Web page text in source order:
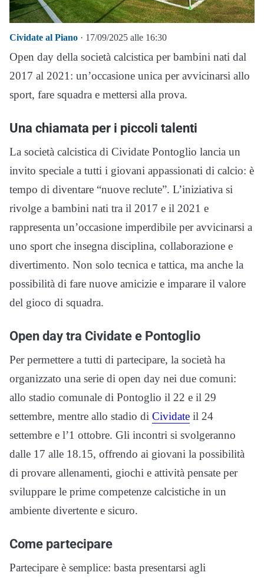
Cividate al Piano · 17/09/2025 alle 16:30
Open day della società calcistica per bambini nati dal
2017 al 2021: un’occasione unica per avvicinarsi allo
sport, fare squadra e mettersi alla prova.
Una chiamata per i piccoli talenti
La società calcistica di Cividate Pontoglio lancia un
invito speciale a tutti i giovani appassionati di calcio: è
tempo di diventare “nuove reclute”. L’iniziativa si
rivolge a bambini nati tra il 2017 e il 2021 e
rappresenta un’occasione imperdibile per avvicinarsi a
uno sport che insegna disciplina, collaborazione e
divertimento. Non solo tecnica e tattica, ma anche la
possibilità di fare nuove amicizie e imparare il valore
del gioco di squadra.
Open day tra Cividate e Pontoglio
Per permettere a tutti di partecipare, la società ha
organizzato una serie di open day nei due comuni:
allo stadio comunale di Pontoglio il 22 e il 29
settembre, mentre allo stadio di Cividate il 24
settembre e l’1 ottobre. Gli incontri si svolgeranno
dalle 17 alle 18.15, offrendo ai giovani la possibilità
di provare allenamenti, giochi e attività pensate per
sviluppare le prime competenze calcistiche in un
ambiente divertente e sicuro.
Come partecipare
Partecipare è semplice: basta presentarsi agli